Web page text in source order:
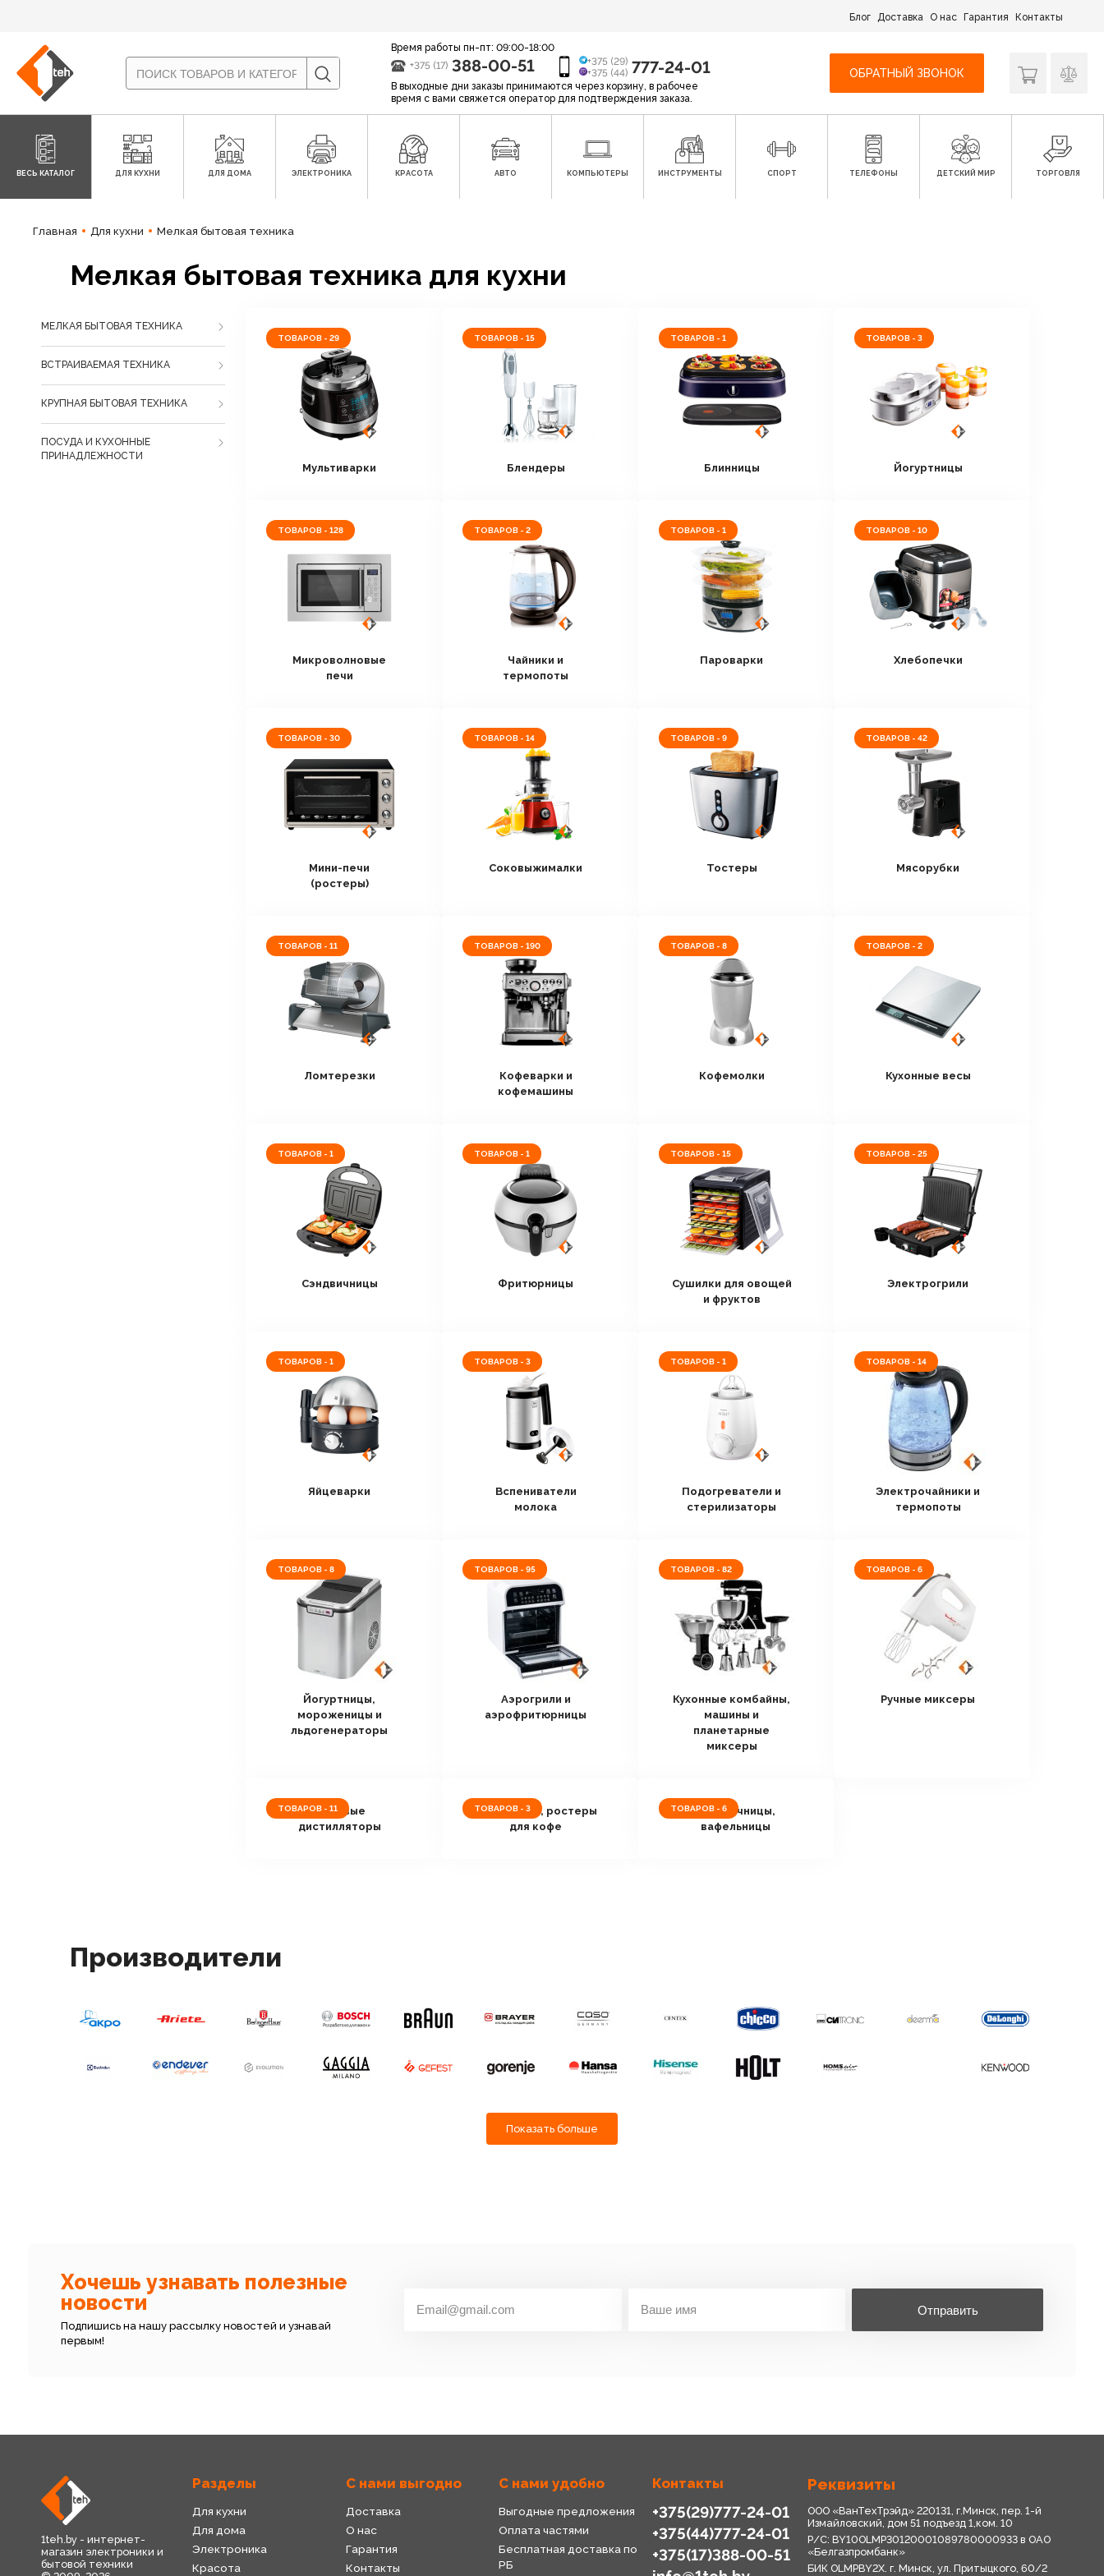
Блог Доставка О нас Гарантия Контакты
Время работы пн-пт: 09:00-18:00
+375 (17) 388-00-51
+375 (29)
+375 (44) 777-24-01
В выходные дни заказы принимаются через корзину, в рабочее
время с вами свяжется оператор для подтверждения заказа.
ОБРАТНЫЙ ЗВОНОК
ВЕСЬ КАТАЛОГ ДЛЯ КУХНИ ДЛЯ ДОМА ЭЛЕКТРОНИКА КРАСОТА АВТО КОМПЬЮТЕРЫ ИНСТРУМЕНТЫ СПОРТ ТЕЛЕФОНЫ ДЕТСКИЙ МИР ТОРГОВЛЯ
Главная Для кухни Мелкая бытовая техника
Мелкая бытовая техника для кухни
МЕЛКАЯ БЫТОВАЯ ТЕХНИКА
ВСТРАИВАЕМАЯ ТЕХНИКА
КРУПНАЯ БЫТОВАЯ ТЕХНИКА
ПОСУДА И КУХОННЫЕ
ПРИНАДЛЕЖНОСТИ
Мультиварки
ТОВАРОВ - 29
Блендеры
ТОВАРОВ - 15
Блинницы
ТОВАРОВ - 1
Йогуртницы
ТОВАРОВ - 3
Микроволновые
печи
ТОВАРОВ - 128
Чайники и
термопоты
ТОВАРОВ - 2
Пароварки
ТОВАРОВ - 1
Хлебопечки
ТОВАРОВ - 10
Мини-печи
(ростеры)
ТОВАРОВ - 30
Соковыжималки
ТОВАРОВ - 14
Тостеры
ТОВАРОВ - 9
Мясорубки
ТОВАРОВ - 42
Ломтерезки
ТОВАРОВ - 11
Кофеварки и
кофемашины
ТОВАРОВ - 190
Кофемолки
ТОВАРОВ - 8
Кухонные весы
ТОВАРОВ - 2
Сэндвичницы
ТОВАРОВ - 1
Фритюрницы
ТОВАРОВ - 1
Сушилки для овощей
и фруктов
ТОВАРОВ - 15
Электрогрили
ТОВАРОВ - 25
Яйцеварки
ТОВАРОВ - 1
Вспениватели
молока
ТОВАРОВ - 3
Подогреватели и
стерилизаторы
ТОВАРОВ - 1
Электрочайники и
термопоты
ТОВАРОВ - 14
Йогуртницы,
мороженицы и
льдогенераторы
ТОВАРОВ - 8
Аэрогрили и
аэрофритюрницы
ТОВАРОВ - 95
Кухонные комбайны,
машины и
планетарные
миксеры
ТОВАРОВ - 82
Ручные миксеры
ТОВАРОВ - 6
Бытовые
дистилляторы
ТОВАРОВ - 11
Кофемолки, ростеры
для кофе
ТОВАРОВ - 3
Сэндвичницы,
вафельницы
ТОВАРОВ - 6
Производители
Показать больше
Хочешь узнавать полезные
новости
Подпишись на нашу рассылку новостей и узнавай
первым!
Отправить
1teh.by - интернет-
магазин электроники и
бытовой техники
Разделы
Для кухни
Для дома
Электроника
Красота
С нами выгодно
Доставка
О нас
Гарантия
Контакты
С нами удобно
Выгодные предложения
Оплата частями
Бесплатная доставка по
РБ
Контакты
+375(29)777-24-01
+375(44)777-24-01
+375(17)388-00-51
Реквизиты
ООО «ВанТехТрэйд» 220131, г.Минск, пер. 1-й
Измайловский, дом 51 подъезд 1,ком. 10
Р/С: BY10OLMP30120001089780000933 в OАО
«Белгазпромбанк»
БИК OLMPBY2X. г. Минск, ул. Притыцкого, 60/2